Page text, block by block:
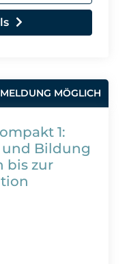
MÖGLICH
1:
und Bildung
bis zur